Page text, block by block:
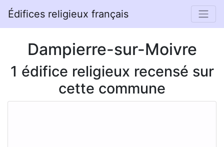
Édifices religieux français
Dampierre-sur-Moivre
1 édifice religieux recensé sur
cette commune